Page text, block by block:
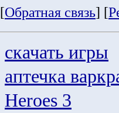
[Обратная связь] [
скачать игры
аптечка
Heroes 3